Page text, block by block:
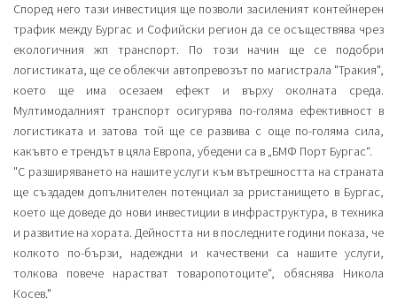
Според него тази инвестиция ще позволи засиленият контейнерен
трафик между Бургас и Софийски регион да се осъществява чрез
екологичния жп транспорт. По този начин ще се подобри
логистиката, ще се облекчи автопревозът по магистрала "Тракия",
което ще има осезаем ефект и върху околната среда.
Мултимодалният транспорт осигурява по-голяма ефективност в
логистиката и затова той ще се развива с още по-голяма сила,
какъвто е трендът в цяла Европа, убедени са в „БМФ Порт Бургас“.
"С разширяването на нашите услуги към вътрешността на страната
ще създадем допълнителен потенциал за pристанището в Бургас,
което ще доведе до нови инвестиции в инфраструктура, в техника
и развитие на хората. Дейността ни в последните години показа, че
колкото по-бързи, надеждни и качествени са нашите услуги,
толкова повече нарастват товаропотоците“, обяснява Никола
Косев."